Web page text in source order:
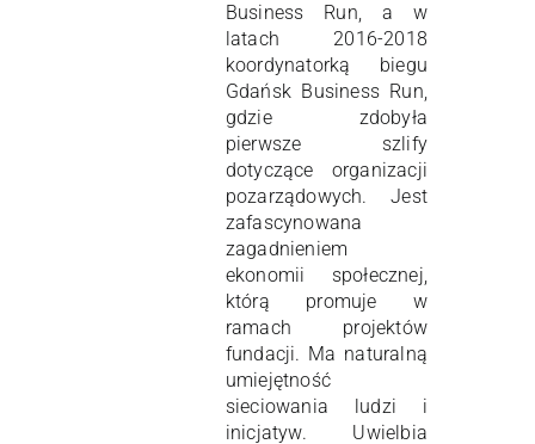
Business Run, a w
latach 2016-2018
koordynatorką biegu
Gdańsk Business Run,
gdzie zdobyła
pierwsze szlify
dotyczące organizacji
pozarządowych. Jest
zafascynowana
zagadnieniem
ekonomii społecznej,
którą promuje w
ramach projektów
fundacji. Ma naturalną
umiejętność
sieciowania ludzi i
inicjatyw. Uwielbia